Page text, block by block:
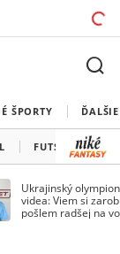
ŠPORTY
FUTSAL
Ukrajinský
videa: Viem si
pošlem radšej na